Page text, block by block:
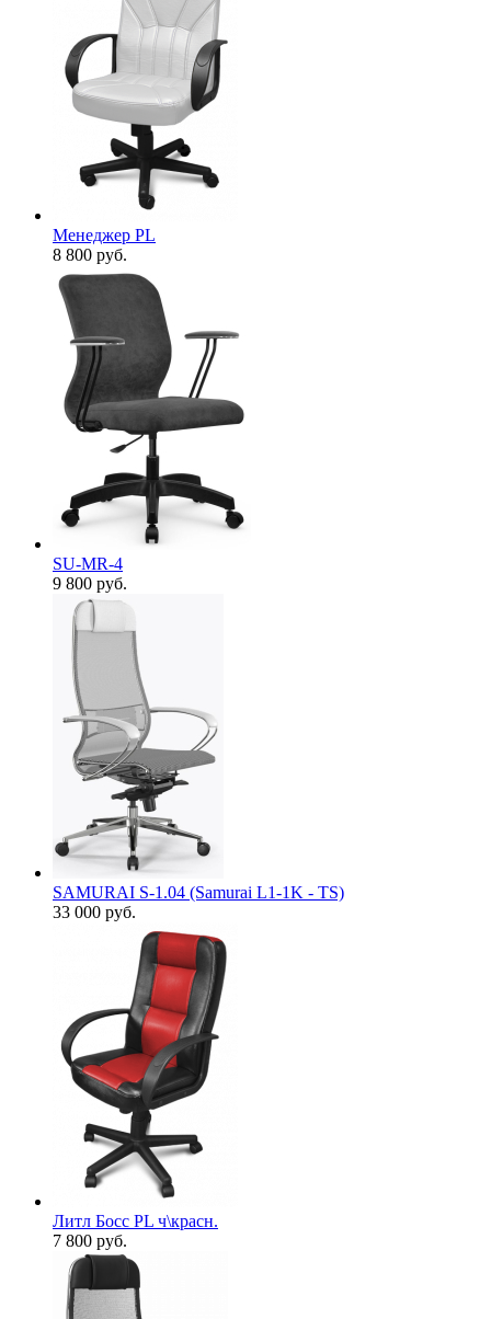
Менеджер PL
8 800 руб.
SU-MR-4
9 800 руб.
SAMURAI S-1.04 (Samurai L1-1K - TS)
33 000 руб.
Литл Босс PL ч\красн.
7 800 руб.